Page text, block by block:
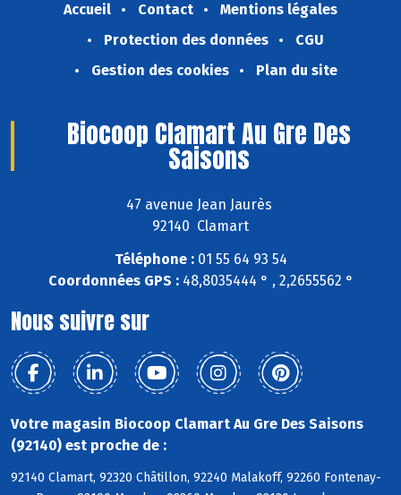
Accueil Contact
Mentions légales
Protection des données
CGU
Gestion des cookies
Plan du site
Biocoop Clamart Au Gre Des
Saisons
47 avenue Jean Jaurès
92140 Clamart
Téléphone :01 55 64 93 54
Coordonnées GPS :48,8035444 ° , 2,2655562 °
Nous suivre sur
Votre magasin Biocoop Clamart Au Gre Des Saisons
(92140) est proche de :
92140 Clamart, 92320 Châtillon, 92240 Malakoff, 92260 Fontenay-